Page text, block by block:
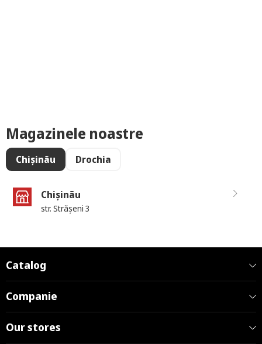
Magazinele noastre
Chișinău Drochia
Chișinău
str. Strășeni 3
Catalog
Companie
Our stores